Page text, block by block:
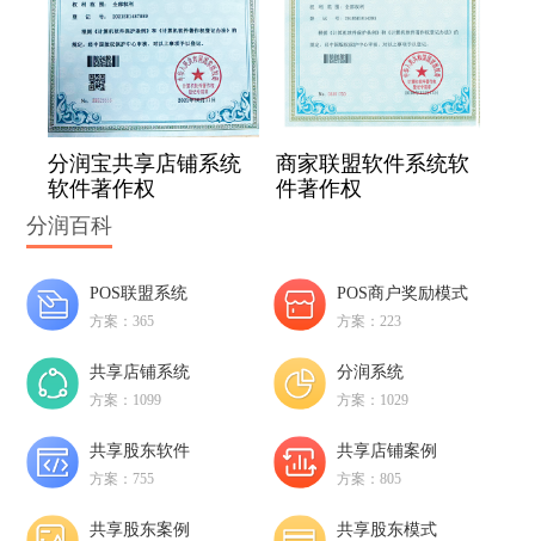
分润宝共享店铺系统
软件著作权
商家联盟软件系统软
件著作权
分润百科
POS联盟系统
方案：365
POS商户奖励模式
方案：223
共享店铺系统
方案：1099
分润系统
方案：1029
共享股东软件
方案：755
共享店铺案例
方案：805
共享股东案例 共享股东模式